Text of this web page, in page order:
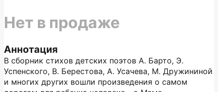
Аннотация
В сборник стихов детских поэтов А. Барто, Э.
Успенского, В. Берестова, А. Усачева, М. Дружининой
и многих других вошли произведения о самом
Нет в продаже